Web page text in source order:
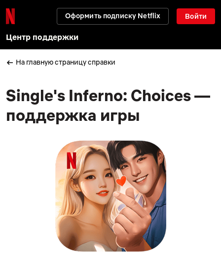
Оформить подписку Netflix Войти
Центр поддержки
На главную страницу справки
Single's Inferno: Choices —
поддержка игры